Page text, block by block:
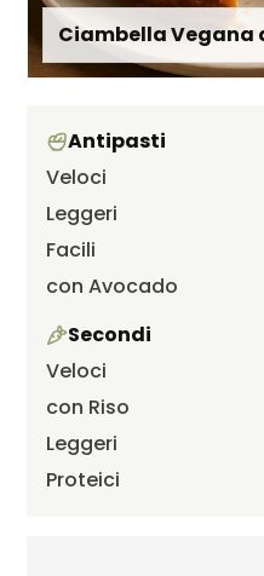
Ciambella Vegana
Antipasti
Veloci
Leggeri
Facili
con Avocado
Secondi
Veloci
con Riso
Leggeri
Proteici